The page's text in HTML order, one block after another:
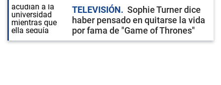
TELEVISIÓN
Sophie Turner dice
haber pensado en quitarse la vida
por fama de "Game of Thrones"